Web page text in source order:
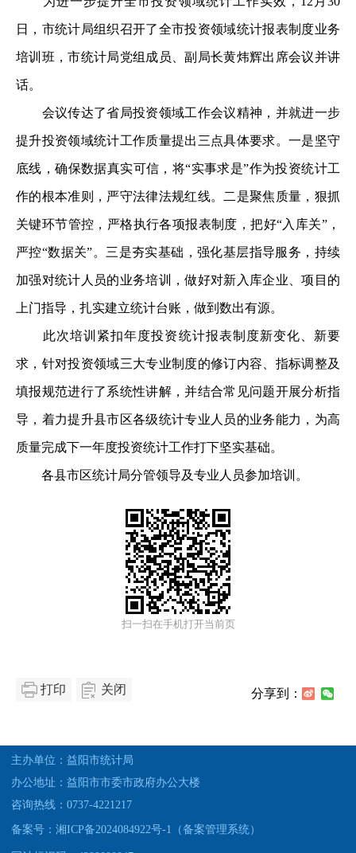
日，市统计局组织召开了全市投资领域统计报表制度业务
培训班，市统计局党组成员、副局长黄炜辉出席会议并讲
话。
会议传达了省局投资领域工作会议精神，并就进一步
提升投资领域统计工作质量提出三点具体要求。一是坚守
底线，确保数据真实可信，将“实事求是”作为投资统计工
作的根本准则，严守法律法规红线。二是聚焦质量，狠抓
关键环节管控，严格执行各项报表制度，把好“入库关”，
严控“数据关”。三是夯实基础，强化基层指导服务，持续
加强对统计人员的业务培训，做好对新入库企业、项目的
上门指导，扎实建立统计台账，做到数出有源。
此次培训紧扣年度投资统计报表制度新变化、新要
求，针对投资领域三大专业制度的修订内容、指标调整及
填报规范进行了系统性讲解，并结合常见问题开展分析指
导，着力提升县市区各级统计专业人员的业务能力，为高
质量完成下一年度投资统计工作打下坚实基础。
各县市区统计局分管领导及专业人员参加培训。
扫一扫在手机打开当前页
打印 关闭 分享到：
主办单位：益阳市统计局
办公地址：益阳市市委市政府办公大楼
咨询热线：0737-4221217
备案号：湘ICP备2024084922号-1（备案管理系统）